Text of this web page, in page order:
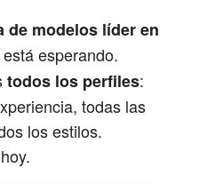
de modelos líder en
esperando.
todos los perfiles:
todas las
los estilos.